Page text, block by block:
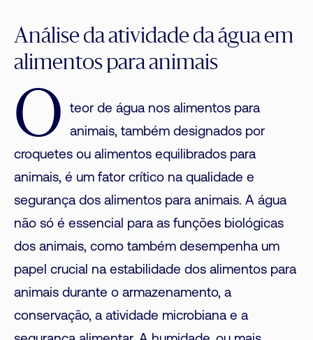
Análise da atividade da água em
alimentos para animais
O
teor de água nos alimentos para
animais, também designados por
croquetes ou alimentos equilibrados para
animais, é um fator crítico na qualidade e
segurança dos alimentos para animais. A água
não só é essencial para as funções biológicas
dos animais, como também desempenha um
papel crucial na estabilidade dos alimentos para
animais durante o armazenamento, a
conservação, a atividade microbiana e a